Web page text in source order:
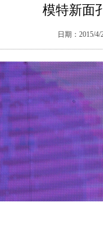
模特新面
日期：2015/4/